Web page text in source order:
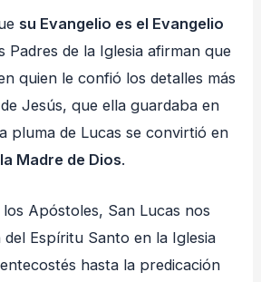
su Evangelio es el Evangelio
Padres de la Iglesia afirman que
quien le confió los detalles más
Jesús, que ella guardaba en
pluma de Lucas se convirtió en
Madre de Dios.
Apóstoles, San Lucas nos
Espíritu Santo en la Iglesia
hasta la predicación